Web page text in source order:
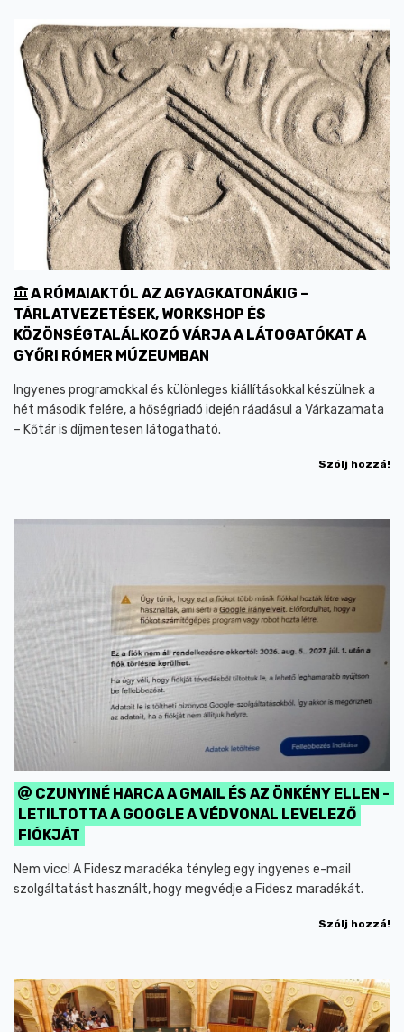
A RÓMAIAKTÓL AZ AGYAGKATONÁKIG –
TÁRLATVEZETÉSEK, WORKSHOP ÉS
KÖZÖNSÉGTALÁLKOZÓ VÁRJA A LÁTOGATÓKAT A
GYŐRI RÓMER MÚZEUMBAN
Ingyenes programokkal és különleges kiállításokkal készülnek a
hét második felére, a hőségriadó idején ráadásul a Várkazamata
– Kőtár is díjmentesen látogatható.
Szólj hozzá!
CZUNYINÉ HARCA A GMAIL ÉS AZ ÖNKÉNY ELLEN -
LETILTOTTA A GOOGLE A VÉDVONAL LEVELEZŐ
FIÓKJÁT
Nem vicc! A Fidesz maradéka tényleg egy ingyenes e-mail
szolgáltatást használt, hogy megvédje a Fidesz maradékát.
Szólj hozzá!